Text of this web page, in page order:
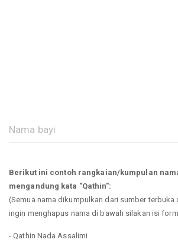
Berikut ini contoh rangkaian/kumpulan
mengandung kata "Qathin":
(Semua nama dikumpulkan dari sumber terbuka
ingin menghapus nama di bawah silakan isi form
- Qathin Nada Assalimi